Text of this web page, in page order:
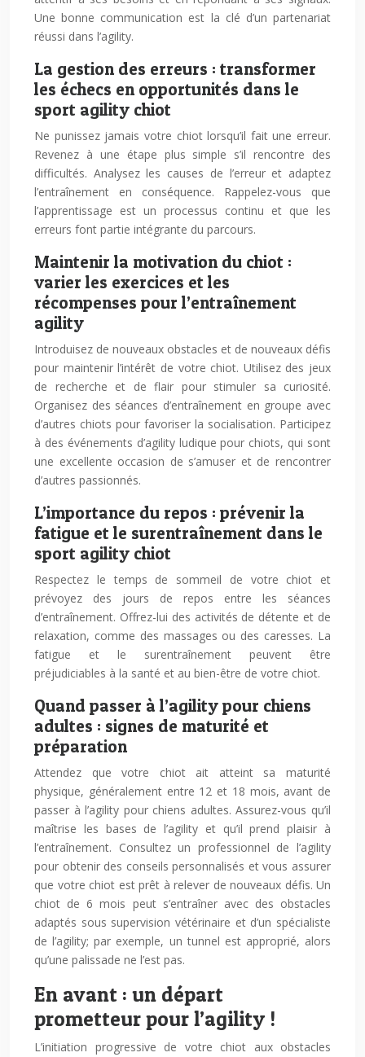
Une bonne communication est la clé d’un partenariat
réussi dans l’agility.
La gestion des erreurs : transformer
les échecs en opportunités dans le
sport agility chiot
Ne punissez jamais votre chiot lorsqu’il fait une erreur.
Revenez à une étape plus simple s’il rencontre des
difficultés. Analysez les causes de l’erreur et adaptez
l’entraînement en conséquence. Rappelez-vous que
l’apprentissage est un processus continu et que les
erreurs font partie intégrante du parcours.
Maintenir la motivation du chiot :
varier les exercices et les
récompenses pour l’entraînement
agility
Introduisez de nouveaux obstacles et de nouveaux défis
pour maintenir l’intérêt de votre chiot. Utilisez des jeux
de recherche et de flair pour stimuler sa curiosité.
Organisez des séances d’entraînement en groupe avec
d’autres chiots pour favoriser la socialisation. Participez
à des événements d’agility ludique pour chiots, qui sont
une excellente occasion de s’amuser et de rencontrer
d’autres passionnés.
L’importance du repos : prévenir la
fatigue et le surentraînement dans le
sport agility chiot
Respectez le temps de sommeil de votre chiot et
prévoyez des jours de repos entre les séances
d’entraînement. Offrez-lui des activités de détente et de
relaxation, comme des massages ou des caresses. La
fatigue et le surentraînement peuvent être
préjudiciables à la santé et au bien-être de votre chiot.
Quand passer à l’agility pour chiens
adultes : signes de maturité et
préparation
Attendez que votre chiot ait atteint sa maturité
physique, généralement entre 12 et 18 mois, avant de
passer à l’agility pour chiens adultes. Assurez-vous qu’il
maîtrise les bases de l’agility et qu’il prend plaisir à
l’entraînement. Consultez un professionnel de l’agility
pour obtenir des conseils personnalisés et vous assurer
que votre chiot est prêt à relever de nouveaux défis. Un
chiot de 6 mois peut s’entraîner avec des obstacles
adaptés sous supervision vétérinaire et d’un spécialiste
de l’agility; par exemple, un tunnel est approprié, alors
qu’une palissade ne l’est pas.
En avant : un départ
prometteur pour l’agility !
L’initiation progressive de votre chiot aux obstacles